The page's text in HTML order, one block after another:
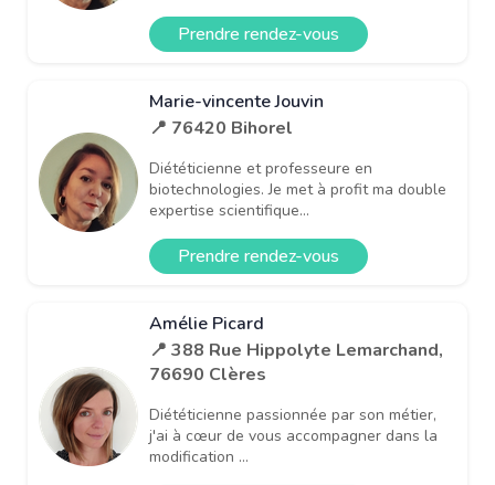
Prendre rendez-vous
Marie-vincente Jouvin
📍 76420 Bihorel
Diététicienne et professeure en
biotechnologies. Je met à profit ma double
expertise scientifique...
Prendre rendez-vous
Amélie Picard
📍 388 Rue Hippolyte Lemarchand,
76690 Clères
Diététicienne passionnée par son métier,
j'ai à cœur de vous accompagner dans la
modification ...